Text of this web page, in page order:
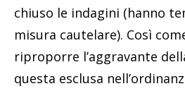
chiuso le indagini (hanno
misura cautelare). Così
riproporre l’aggravante
questa esclusa